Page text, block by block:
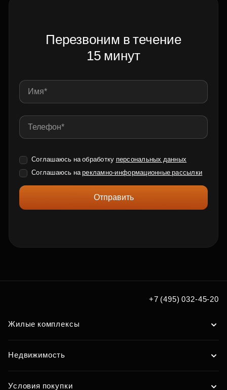
Перезвоним в течение
15 минут
Соглашаюсь на обработку персональных данных
Соглашаюсь нарекламно-информационные рассылки
Отправить
+7 (495) 032-45-20
Жилые комплексы
Недвижимость
Условия покупки